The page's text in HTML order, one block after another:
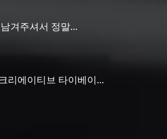
겨주셔서 정말...
리에이티브 타이베이...